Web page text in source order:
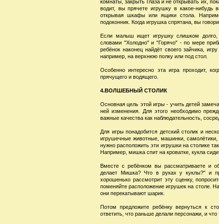
комнаты, закрыть глаза и не открывать их,
водит, вы прячете игрушку в какое-
открывая шкафы или ящики стола.
подоконник. Когда игрушка спрятана, вы
Если малыш ищет игрушку слишком долго,
словами "Холодно" и "Горячо" - по мере
ребёнок наконец найдёт своего зайчика,
например, на верхнюю полку или под стол.
Особенно интересно эта игра проходит,
прячущего и водящего.
4.ВОЛШЕБНЫЙ СТОЛИК
Основная цель этой игры - учить детей
ней изменения. Для этого необходимо
важные качества как наблюдательность,
Для игры понадобится детский столик и
игрушечные животные, машинки,
нужно расположить эти игрушки на столике
Например, мишка спит на кроватке, кукла
Вместе с ребёнком вы рассматриваете и
делает Мишка? Что в руках у куклы?" и
хорошенько рассмотрит эту сценку,
поменяйте расположение игрушек на столе.
они перекатывают шарик.
Потом предложите ребёнку вернуться к
ответить, что раньше делали персонажи, и